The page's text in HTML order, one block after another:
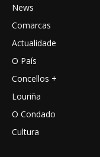
News
Comarcas
Actualidade
O País
Concellos +
Louriña
O Condado
Cultura